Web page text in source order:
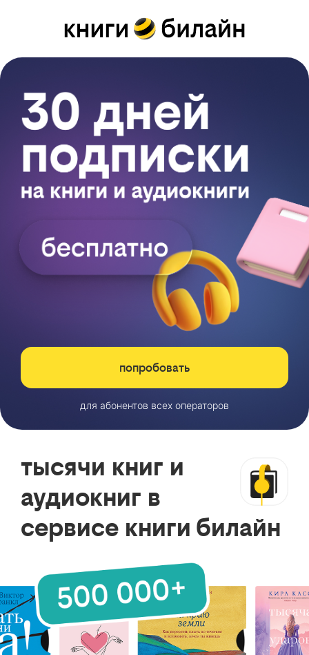
попробовать
для абонентов всех операторов
тысячи книг и
аудиокниг в
сервисе книги билайн